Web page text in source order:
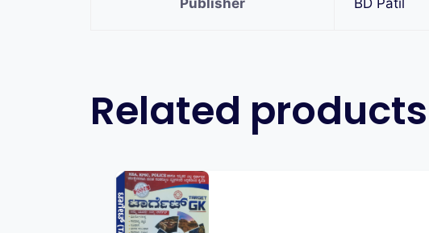
Publisher BD Patil
Related products